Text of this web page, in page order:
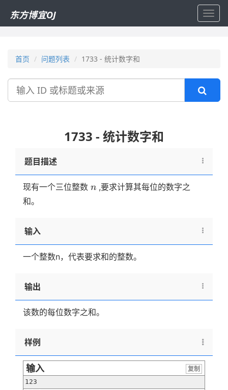
东方博宜OJ
首页 问题列表 1733 - 统计数字和
搜
1733 - 统计数字和
题目描述
现有一个三位整数 n
n ,要求计算其每位的数字之
和。
输入
一个整数n，代表要求和的整数。
输出
该数的每位数字之和。
样例
输入
复制
123